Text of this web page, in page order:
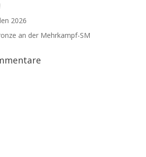
2026
an der Mehrkampf-SM